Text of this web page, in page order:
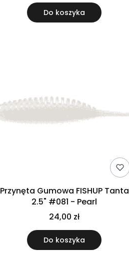
Do koszyka
Przynęta Gumowa FISHUP Tanta
2.5" #081 - Pearl
24,00 zł
Do koszyka